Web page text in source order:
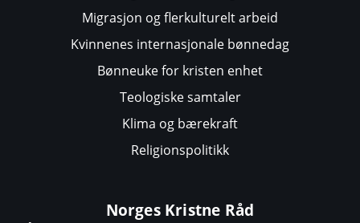
Migrasjon og flerkulturelt arbeid
Kvinnenes internasjonale bønnedag
Bønneuke for kristen enhet
Teologiske samtaler
Klima og bærekraft
Religionspolitikk
Norges Kristne Råd